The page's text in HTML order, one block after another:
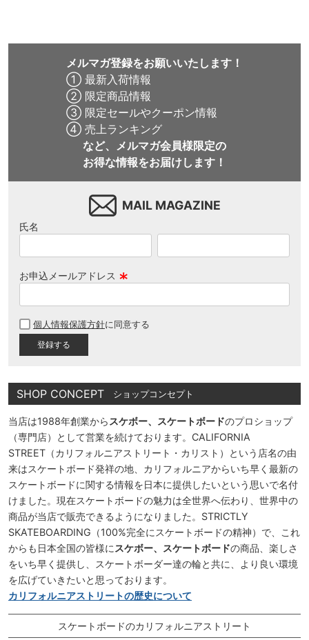
メルマガ登録をお願いいたします！
① 最新入荷情報
② 限定商品情報
③ 限定セールやクーポン情報
④ 売上ランキング
など、メルマガ会員様限定の
お得な情報をお届けします！
MAIL MAGAZINE
氏名
お申込メールアドレス
須
個人情報保護方針に同意する
SHOP CONCEPT ショップコンセプト
当店は1988年創業から スケボー、スケートボードのプロショップ
（専門店）として営業を続けております。CALIFORNIA
STREET（カリフォルニアストリート・カリスト）という店名の由
来はスケートボード発祥の地、カリフォルニアからいち早く最新の
スケートボードに関する情報を日本に提供したいという思いで名付
けました。現在スケートボードの魅力は全世界へ伝わり、世界中の
商品が当店で販売できるようになりました。STRICTLY
SKATEBOARDING（100%完全にスケートボードの精神）で、これ
からも日本全国の皆様に スケボー、スケートボードの商品、楽しさ
をいち早く提供し、スケートボーダー達の輪と共に、より良い環境
を広げていきたいと思っております。
カリフォルニアストリートの歴史について
スケートボードのカリフォルニアストリート